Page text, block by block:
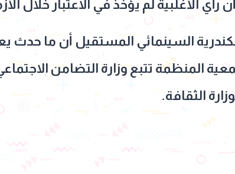
السينمائي المستقيل أن ما حدث
المنظمة تتبع وزارة التضامن
الثقافة.